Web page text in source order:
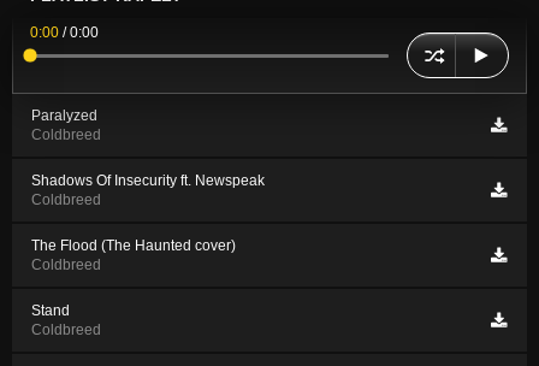
0:00 /0:00
Paralyzed
Coldbreed
Shadows Of Insecurity ft. Newspeak
Coldbreed
The Flood (The Haunted cover)
Coldbreed
Stand
Coldbreed